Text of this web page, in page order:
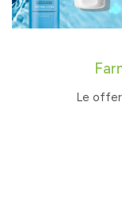
Le